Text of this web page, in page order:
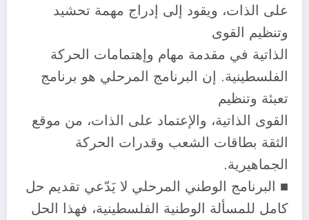
على الذات، ويقود إلى إدراج مهمة تحشيد
وتنظيم القوى
الذاتية في مقدمة مهام وإهتمامات الحركة
الفلسطينية. إن البرنامج المرحلي هو برنامج
تعبئة وتنظيم
القوى الذاتية، والإعتماد على الذات، من موقع
الثقة بطاقات الشعب وقدرات الحركة
الجماهيرية.
■ البرنامج الوطني المرحلي لا يَدّعي تقديم حل
كامل للمسألة الوطنية الفلسطينية، فهذا الحل